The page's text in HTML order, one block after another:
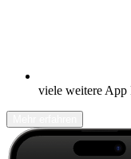
viele weitere App